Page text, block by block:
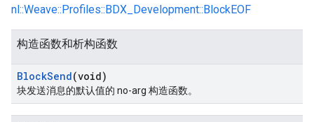
nl::Weave::Profiles::BDX_Development::BlockEOF
构造函数和析构函数
BlockSend(void)
块发送消息的默认值的 no-arg 构造函数。